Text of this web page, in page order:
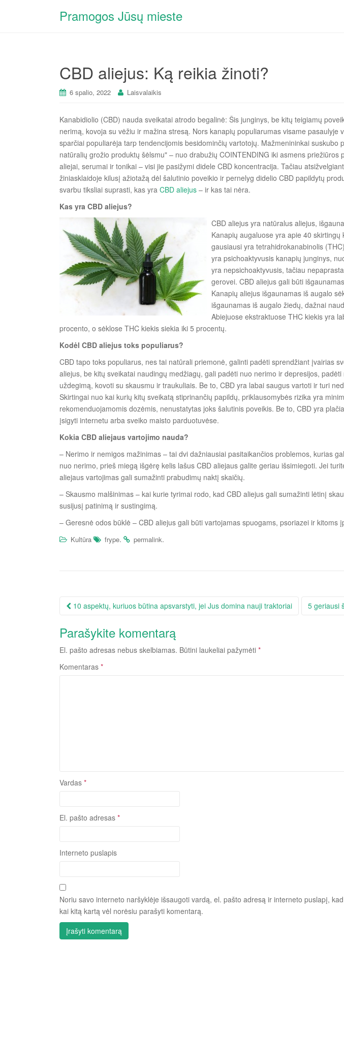
Pramogos Jūsų mieste
CBD aliejus: Ką reikia žinoti?
6 spalio, 2022 Laisvalaikis
Kanabidiolio (CBD) nauda sveikatai atrodo begalinė: Šis junginys, be kitų teigiamų
nerimą, kovoja su vėžiu ir mažina stresą. Nors kanapių populiarumas visame pasaulyje
sparčiai populiarėja tarp tendencijomis besidominčių vartotojų. Mažmenininkai suskubo
natūralių grožio produktų šėlsmu" – nuo drabužių COINTENDING iki asmens priežiūros
aliejai, serumai ir tonikai – visi jie pasižymi didele CBD koncentracija. Tačiau
žiniasklaidoje kilusį ažiotažą dėl šalutinio poveikio ir pernelyg didelio CBD papildytų
svarbu tiksliai suprasti, kas yra CBD aliejus – ir kas tai nėra.
Kas yra CBD aliejus?
CBD aliejus yra natūralus aliejus,
Kanapių augaluose yra apie 40 skirtingų
gausiausi yra tetrahidrokanabinolis
yra psichoaktyvusis kanapių junginys,
yra nepsichoaktyvusis, tačiau
gerovei. CBD aliejus gali būti
Kanapių aliejus išgaunamas iš augalo
išgaunamas iš augalo žiedų, dažnai
Abiejuose ekstraktuose THC kiekis yra
procento, o sėklose THC kiekis siekia iki 5 procentų.
Kodėl CBD aliejus toks populiarus?
CBD tapo toks populiarus, nes tai natūrali priemonė, galinti padėti sprendžiant įvairias
aliejus, be kitų sveikatai naudingų medžiagų, gali padėti nuo nerimo ir depresijos,
uždegimą, kovoti su skausmu ir traukuliais. Be to, CBD yra labai saugus vartoti ir turi
Skirtingai nuo kai kurių kitų sveikatą stiprinančių papildų, priklausomybės rizika yra
rekomenduojamomis dozėmis, nenustatytas joks šalutinis poveikis. Be to, CBD yra
įsigyti internetu arba sveiko maisto parduotuvėse.
Kokia CBD aliejaus vartojimo nauda?
– Nerimo ir nemigos mažinimas – tai dvi dažniausiai pasitaikančios problemos, kurias
nuo nerimo, prieš miegą išgėrę kelis lašus CBD aliejaus galite geriau išsimiegoti. Jei
aliejaus vartojimas gali sumažinti prabudimų naktį skaičių.
– Skausmo malšinimas – kai kurie tyrimai rodo, kad CBD aliejus gali sumažinti lėtinį
susijusį patinimą ir sustingimą.
– Geresnė odos būklė – CBD aliejus gali būti vartojamas spuogams, psoriazei ir kitoms
Kultūra frype. permalink.
Įrašo
navigacija
10 aspektų, kuriuos būtina apsvarstyti, jei Jus domina nauji traktoriai 5 geriausi
Parašykite komentarą
El. pašto adresas nebus skelbiamas. Būtini laukeliai pažymėti *
Komentaras *
Vardas *
El. pašto adresas *
Interneto puslapis
Noriu savo interneto naršyklėje išsaugoti vardą, el. pašto adresą ir interneto puslapį,
kai kitą kartą vėl norėsiu parašyti komentarą.